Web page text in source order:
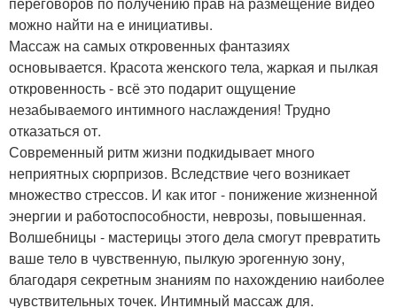
можно найти на е инициативы.
Массаж на самых откровенных фантазиях
основывается. Красота женского тела, жаркая и пылкая
откровенность - всё это подарит ощущение
незабываемого интимного наслаждения! Трудно
отказаться от.
Современный ритм жизни подкидывает много
неприятных сюрпризов. Вследствие чего возникает
множество стрессов. И как итог - понижение жизненной
энергии и работоспособности, неврозы, повышенная.
Волшебницы - мастерицы этого дела смогут превратить
ваше тело в чувственную, пылкую эрогенную зону,
благодаря секретным знаниям по нахождению наиболее
чувствительных точек. Интимный массаж для.